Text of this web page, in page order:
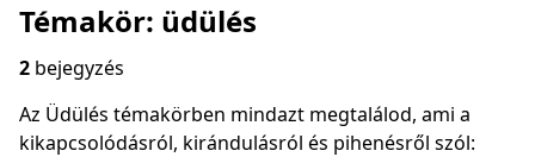
Témakör: üdülés
2 bejegyzés
Az Üdülés témakörben mindazt megtalálod, ami a
kikapcsolódásról, kirándulásról és pihenésről szól: